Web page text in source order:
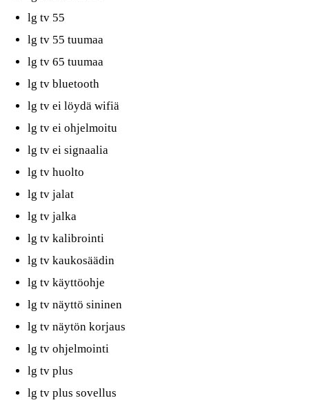
lg tv 55
lg tv 55 tuumaa
lg tv 65 tuumaa
lg tv bluetooth
lg tv ei löydä wifiä
lg tv ei ohjelmoitu
lg tv ei signaalia
lg tv huolto
lg tv jalat
lg tv jalka
lg tv kalibrointi
lg tv kaukosäädin
lg tv käyttöohje
lg tv näyttö sininen
lg tv näytön korjaus
lg tv ohjelmointi
lg tv plus
lg tv plus sovellus